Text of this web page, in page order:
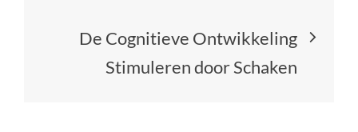
De Cognitieve Ontwikkeling
Stimuleren door Schaken